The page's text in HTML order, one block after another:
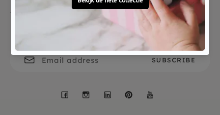
Let's stay in touch
Facebook
Instagram
LinkedInPinterest